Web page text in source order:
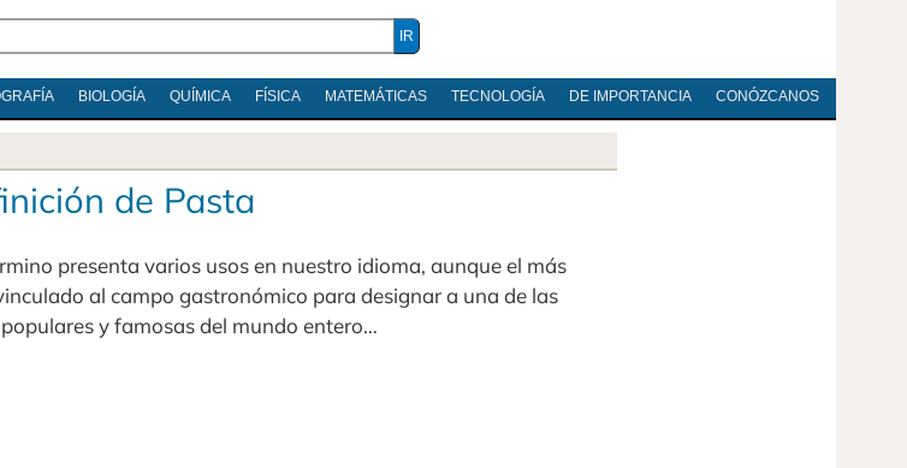
BIOLOGÍA QUÍMICA FÍSICA MATEMÁTICAS TECNOLOGÍA DE IMPORTANCIA CONÓZCANOS
de Pasta
presenta varios usos en nuestro idioma, aunque el más
al campo gastronómico para designar a una de las
y famosas del mundo entero…